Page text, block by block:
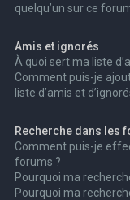
quelqu’un sur ce
Amis et ignorés
À quoi sert ma liste
Comment puis-je
liste d’amis et
Recherche dans les
Comment puis-je
forums ?
Pourquoi ma
Pourquoi ma